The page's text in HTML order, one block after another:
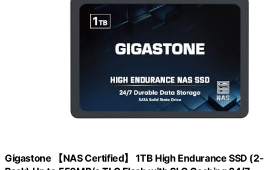
Gigastone 【NAS Certified】 1TB High Endurance SSD (2-